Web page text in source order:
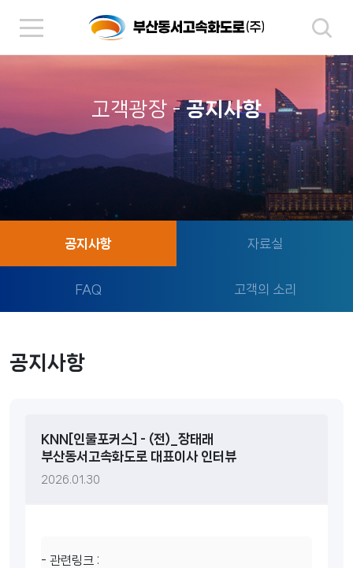
고객광장 -공지사항
공지사항 자료실
FAQ 고객의 소리
공지사항
KNN[인물포커스] - (전)_장태래
부산동서고속화도로 대표이사 인터뷰
2026.01.30
- 관련링크 :